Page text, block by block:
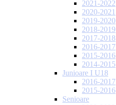
2021-2022
2020-2021
2019-2020
2018-2019
2017-2018
2016-2017
2015-2016
2014-2015
Junioare I U18
2016-2017
2015-2016
Senioare